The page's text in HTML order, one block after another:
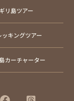
ギリ島ツアー
ッキングツアー
カーチャーター